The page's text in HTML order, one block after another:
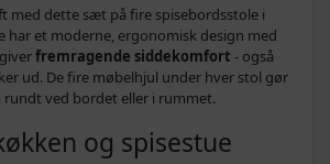
med dette sæt på fire spisebordsstole i
har et moderne, ergonomisk design med
fremragende siddekomfort - også
ud. De fire møbelhjul under hver stol gør
ved bordet eller i rummet.
og spisestue